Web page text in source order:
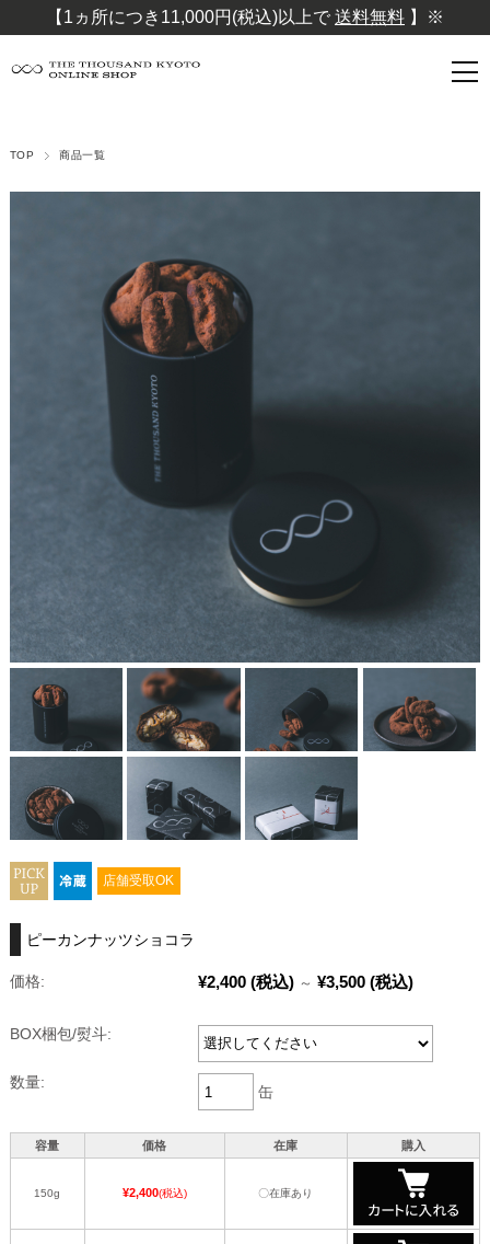
【1ヵ所につき11,000円(税込)以上で 送料無料 】※
TOP 商品一覧
店舗受取OK
ピーカンナッツショコラ
価格: ¥2,400 (税込) ～ ¥3,500 (税込)
BOX梱包/熨斗:
数量:
缶
容量 価格 在庫 購入
150g ¥2,400(税込) 〇在庫あり